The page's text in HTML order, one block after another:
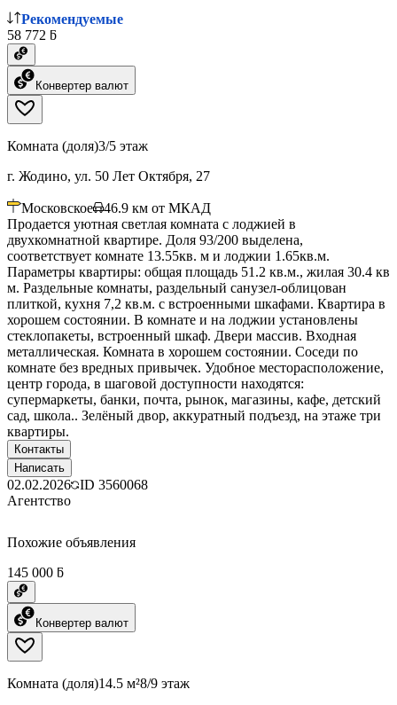
Рекомендуемые
58 772 ƃ
Конвертер валют
Комната (доля)3/5 этаж
г. Жодино, ул. 50 Лет Октября, 27
Московское 46.9 км от МКАД
Продается уютная светлая комната с лоджией в
двухкомнатной квартире. Доля 93/200 выделена,
соответствует комнате 13.55кв. м и лоджии 1.65кв.м.
Параметры квартиры: общая площадь 51.2 кв.м., жилая 30.4 кв
м. Раздельные комнаты, раздельный санузел-облицован
плиткой, кухня 7,2 кв.м. с встроенными шкафами. Квартира в
хорошем состоянии. В комнате и на лоджии установлены
стеклопакеты, встроенный шкаф. Двери массив. Входная
металлическая. Комната в хорошем состоянии. Соседи по
комнате без вредных привычек. Удобное месторасположение,
центр города, в шаговой доступности находятся:
супермаркеты, банки, почта, рынок, магазины, кафе, детский
сад, школа.. Зелёный двор, аккуратный подъезд, на этаже три
квартиры.
Контакты
Написать
02.02.2026 ID 3560068
Агентство
Похожие объявления
145 000 ƃ
Конвертер валют
Комната (доля)14.5 м²8/9 этаж